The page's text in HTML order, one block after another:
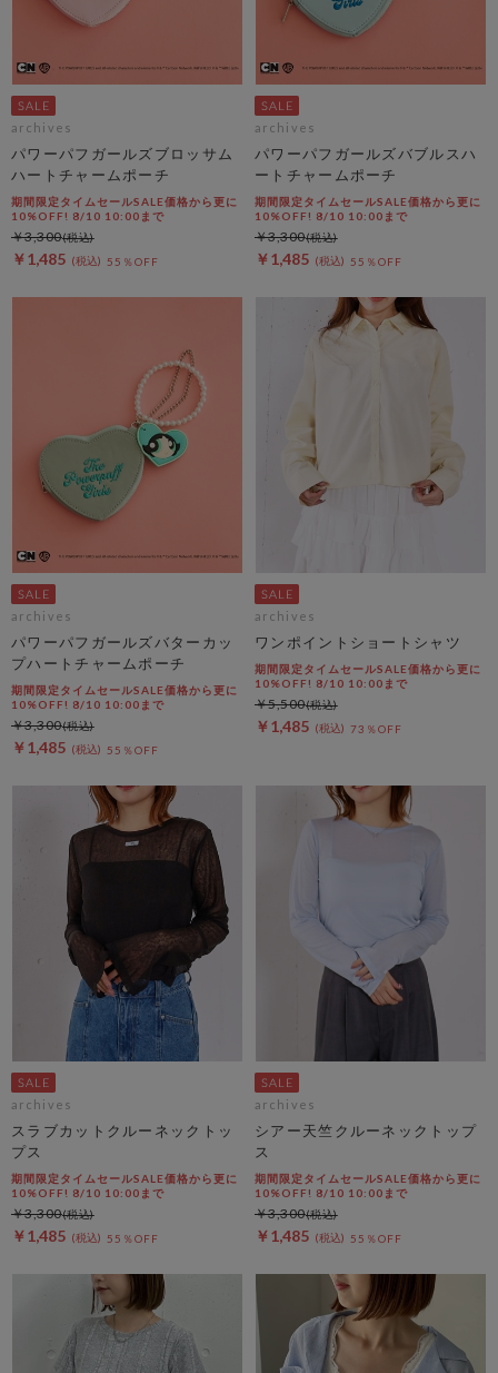
archives
パワーパフガールズブロッサム
ハートチャームポーチ
期間限定タイムセールSALE価格から更に
10%OFF! 8/10 10:00まで
￥1,485 55％OFF
￥3,300
archives
パワーパフガールズバブルスハ
ートチャームポーチ
期間限定タイムセールSALE価格から更に
10%OFF! 8/10 10:00まで
￥1,485 55％OFF
￥3,300
archives
パワーパフガールズバターカッ
プハートチャームポーチ
期間限定タイムセールSALE価格から更に
10%OFF! 8/10 10:00まで
￥1,485 55％OFF
￥3,300
archives
ワンポイントショートシャツ
期間限定タイムセールSALE価格から更に
10%OFF! 8/10 10:00まで
￥1,485 73％OFF
￥5,500
archives
スラブカットクルーネックトッ
プス
期間限定タイムセールSALE価格から更に
10%OFF! 8/10 10:00まで
￥1,485 55％OFF
￥3,300
archives
シアー天竺クルーネックトップ
ス
期間限定タイムセールSALE価格から更に
10%OFF! 8/10 10:00まで
￥1,485 55％OFF
￥3,300